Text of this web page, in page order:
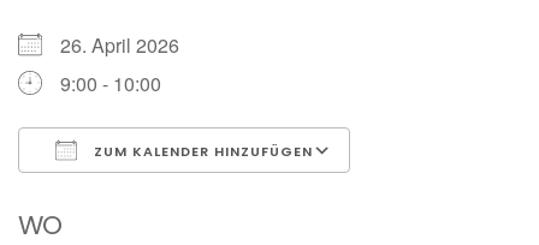
26. April 2026
9:00 - 10:00
ZUM KALENDER HINZUFÜGEN
WO